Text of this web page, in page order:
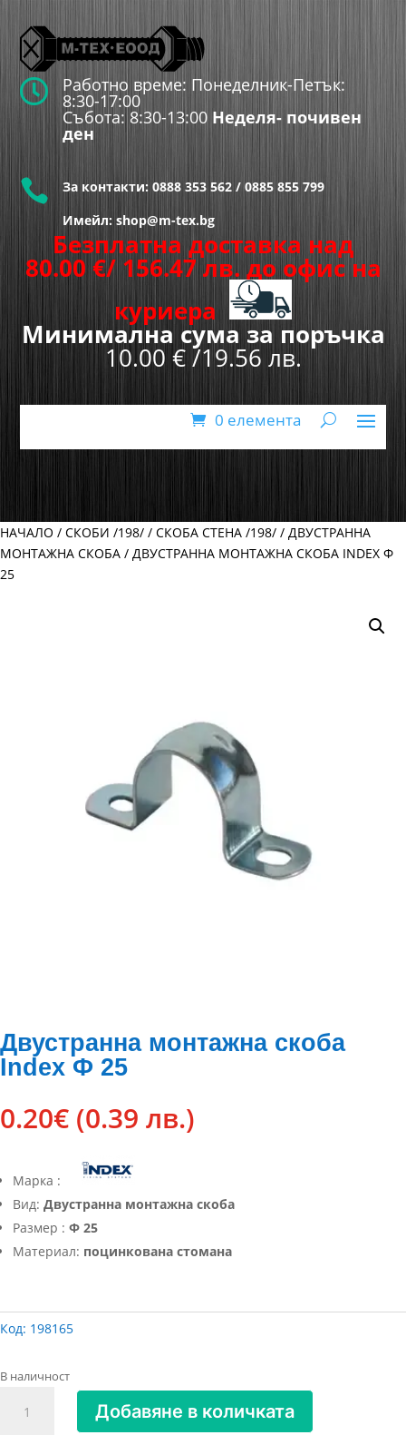
 Работно време: Понеделник-Петък:
8:30-17:00
Събота: 8:30-13:00 Неделя- почивен
ден
 За контакти: 0888 353 562 / 0885 855 799
Имейл: shop@m-tex.bg
Безплатна доставка над
80.00 €/ 156.47 лв. до офис на
куриера
Минимална сума за поръчка
10.00 € /19.56 лв.
0 елемента
НАЧАЛО / СКОБИ /198/ / СКОБА СТЕНА /198/ / ДВУСТРАННА
МОНТАЖНА СКОБА / ДВУСТРАННА МОНТАЖНА СКОБА INDEX Ф
25
Двустранна монтажна скоба
Index Ф 25
0.20€ (0.39 лв.)
Марка :
Вид: Двустранна монтажна скоба
Размер : Ф 25
Материал: поцинкована стомана
Код: 198165
В наличност
Добавяне в количката